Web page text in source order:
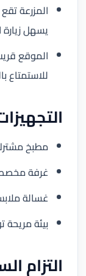
يسهل زيارة
الموقع
للاستمتاع
مطبخ
غرفة
غسالة
بيئة مريحة
التزام